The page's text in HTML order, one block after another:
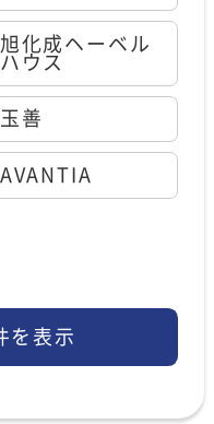
旭化成ヘーベル
ハウス
玉善
AVANTIA